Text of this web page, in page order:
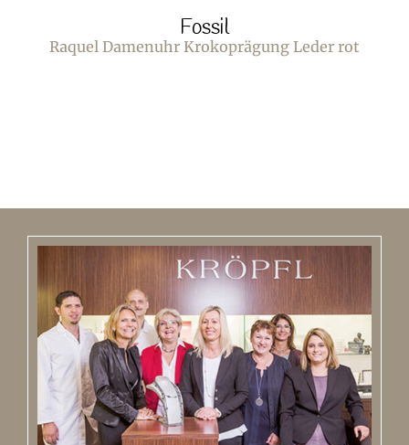
Fossil
Raquel Damenuhr Krokoprägung Leder rot